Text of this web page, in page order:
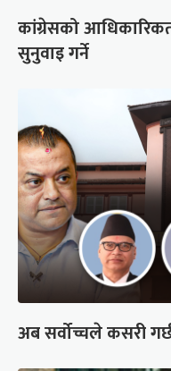
कांग्रेसको
सुनुवाइ गर्ने
अब सर्वोच्चले कसरी